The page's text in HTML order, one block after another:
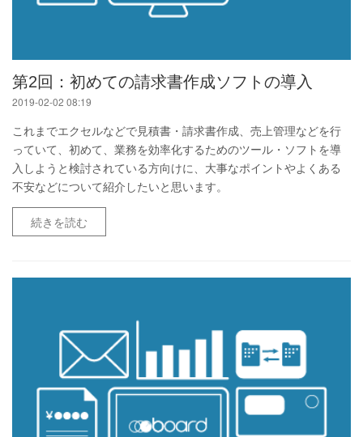
第2回：初めての請求書作成ソフトの導入
2019-02-02 08:19
これまでエクセルなどで見積書・請求書作成、売上管理などを行
っていて、初めて、業務を効率化するためのツール・ソフトを導
入しようと検討されている方向けに、大事なポイントやよくある
不安などについて紹介したいと思います。
続きを読む